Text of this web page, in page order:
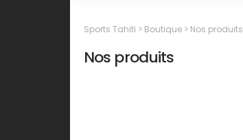
Sports Tahiti > Boutique > Nos produits
Nos produits